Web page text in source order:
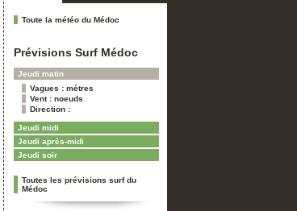
Toute la météo du Médoc
Prévisions Surf Médoc
Jeudi matin
Vagues : métres
Vent : noeuds
Direction :
Jeudi midi
Jeudi après-midi
Jeudi soir
Toutes les prévisions surf du
Médoc